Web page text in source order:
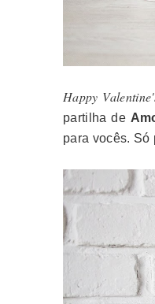
Happy
partilha de
para vocês. Só